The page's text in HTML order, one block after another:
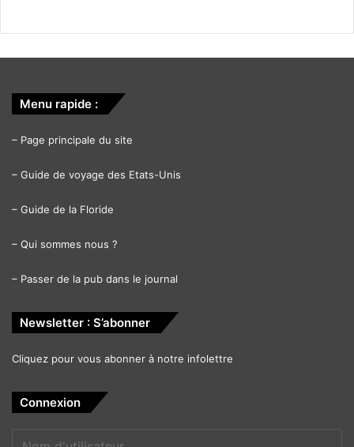
Menu rapide :
– Page principale du site
– Guide de voyage des Etats-Unis
– Guide de la Floride
– Qui sommes nous ?
– Passer de la pub dans le journal
Newsletter : S’abonner
Cliquez pour vous abonner à notre infolettre
Connexion